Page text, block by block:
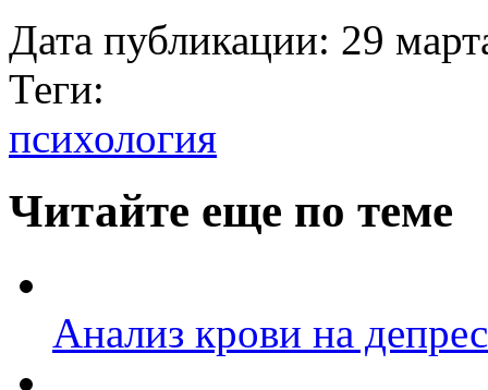
Дата публикации: 29
Теги:
психология
Читайте еще по теме
Анализ крови на